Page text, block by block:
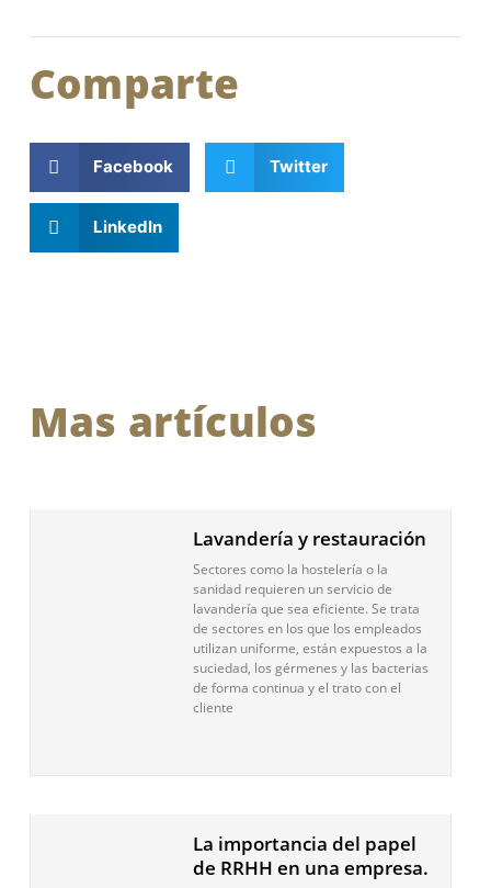
Comparte
Facebook Twitter
LinkedIn
Mas artículos
Lavandería y restauración
Sectores como la hostelería o la
sanidad requieren un servicio de
lavandería que sea eficiente. Se trata
de sectores en los que los empleados
utilizan uniforme, están expuestos a la
suciedad, los gérmenes y las bacterias
de forma continua y el trato con el
cliente
La importancia del papel
de RRHH en una empresa.